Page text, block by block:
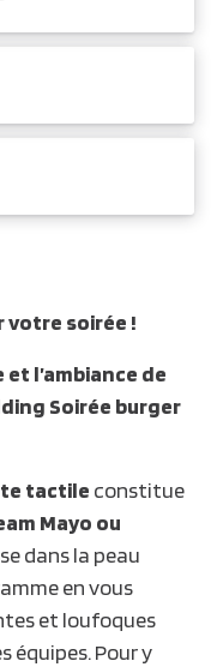
votre soirée !
l’ambiance de
Soirée burger
tactile constitue
Mayo ou
dans la peau
en vous
et loufoques
équipes. Pour y